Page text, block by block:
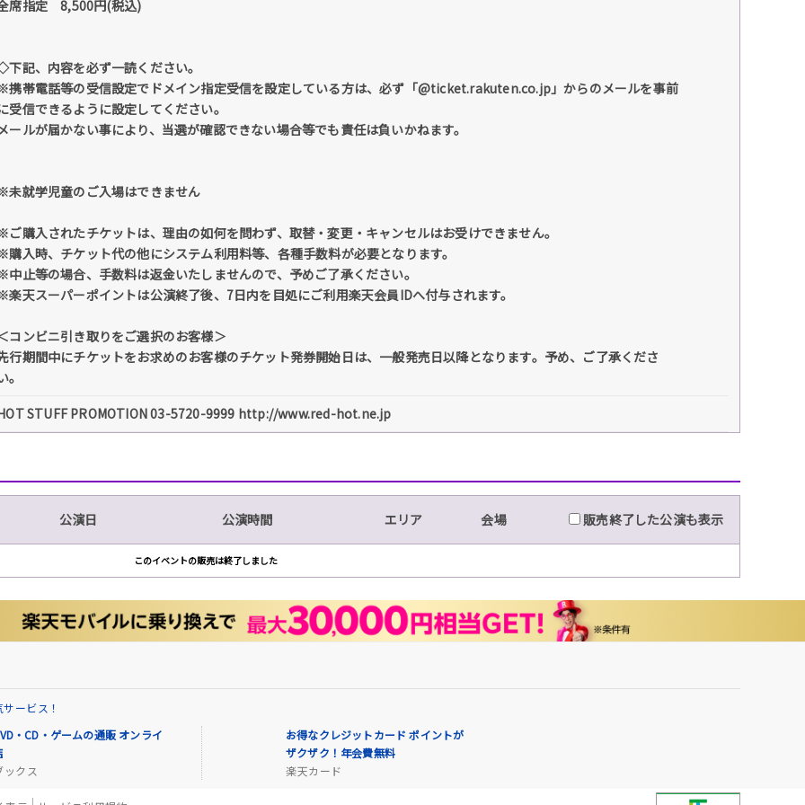
席指定 8,500円(税込)
下記、内容を必ず一読ください。
携帯電話等の受信設定でドメイン指定受信を設定している方は、必ず「@ticket.rakuten.co.jp」からのメールを事前
受信できるように設定してください。
ールが届かない事により、当選が確認できない場合等でも責任は負いかねます。
未就学児童のご入場はできません
ご購入されたチケットは、理由の如何を問わず、取替・変更・キャンセルはお受けできません。
購入時、チケット代の他にシステム利用料等、各種手数料が必要となります。
中止等の場合、手数料は返金いたしませんので、予めご了承ください。
楽天スーパーポイントは公演終了後、7日内を目処にご利用楽天会員IDへ付与されます。
コンビニ引き取りをご選択のお客様＞
行期間中にチケットをお求めのお客様のチケット発券開始日は、一般発売日以降となります。予め、ご了承くださ
。
STUFF PROMOTION 03-5720-9999 http://www.red-hot.ne.jp
公演日 公演時間 エリア 会場 販売終了した公演も表示
このイベントの販売は終了しました
ービス！
・CD・ゲームの通販 オンライ
ックス
お得なクレジットカード ポイントが
ザクザク！年会費無料
楽天カード